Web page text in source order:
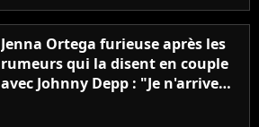
Jenna Ortega furieuse après les
rumeurs qui la disent en couple
avec Johnny Depp : "Je n'arrive